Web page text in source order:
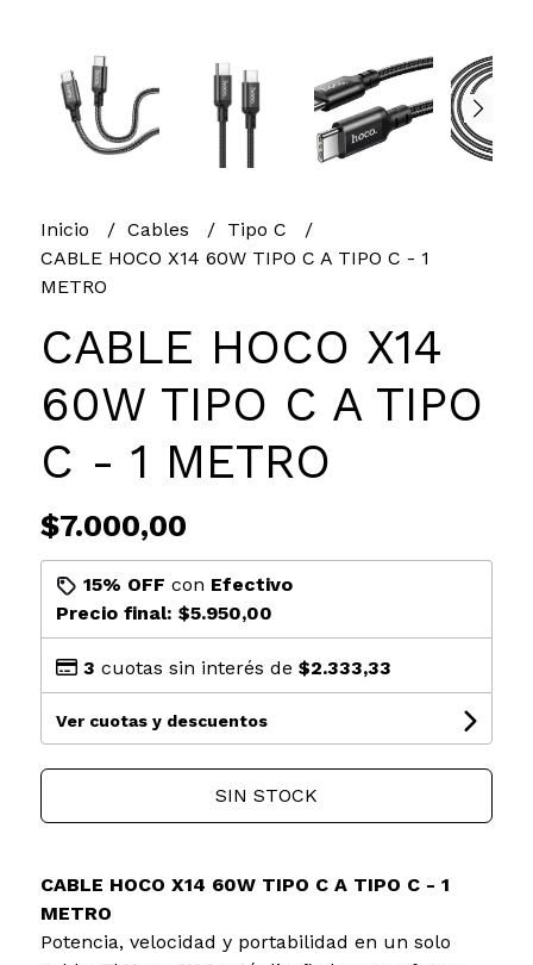
Inicio Cables
Tipo C
CABLE HOCO X14 60W TIPO C A TIPO C - 1
METRO
CABLE HOCO X14
60W TIPO C A TIPO
C - 1 METRO
$7.000,00
15% OFF con Efectivo
Precio final: $5.950,00
3 cuotas sin interés de $2.333,33
Ver cuotas y descuentos
SIN STOCK
CABLE HOCO X14 60W TIPO C A TIPO C - 1
METRO
Potencia, velocidad y portabilidad en un solo